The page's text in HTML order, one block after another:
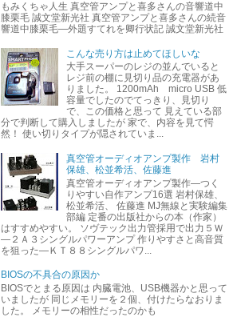
もみくちゃ人生 真空管アンプと喜多さんの音響道中
膝栗毛 誠文堂新光社 真空管アンプと喜多さんの続音
響道中膝栗毛―外題すてれを卿行状記 誠文堂新光社
こんな売り方は止めてほしいな
大手スーパーのレジの並んでいると
レジ前の棚に見切り品の充電器があ
りました。 1200mAh micro USB 低
容量でしたのでてっきり、見切り
で、この価格と思って 見えている部
分で判断して購入しましたが 家で、内容を見て愕
然！ 使い切りタイプが隠されていま...
真空管オーディオアンプ製作 岩村
保雄、松並希活、佐藤進
真空管オーディオアンプ製作―つく
りやすい自作アンプ16選 岩村保雄、
松並希活、 佐藤進 MJ無線と実験編集
部編 定番の出版社からの本（作家）
はすすめやすい。 ソヴテック出力管採用で出力５Ｗ
―２Ａ３シングルパワーアンプ 作りやすさと高音質
を狙った―ＫＴ８８シングルパワ...
BIOSの不具合の原因か
BIOSでとまる原因は 内臓電池、USB機器かと思って
いましたが 同じメモリーを２個、付けたらなおりま
した。 メモリーの相性だったのかも